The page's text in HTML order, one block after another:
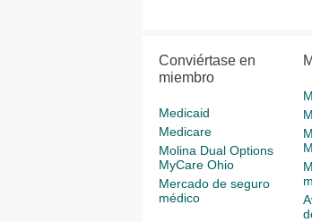
Conviértase en
miembro
Medicaid
Medicare
Molina Dual Options
MyCare Ohio
Mercado de seguro
médico